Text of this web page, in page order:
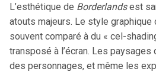
L’esthétique de Borderlandsest
atouts majeurs. Le style graphique
souvent comparé à du « cel-
transposé à l’écran. Les
des personnages, et même les